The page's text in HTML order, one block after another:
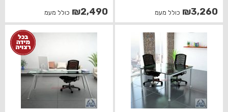
₪3,260 כולל מעמ ₪2,490 כולל מעמ